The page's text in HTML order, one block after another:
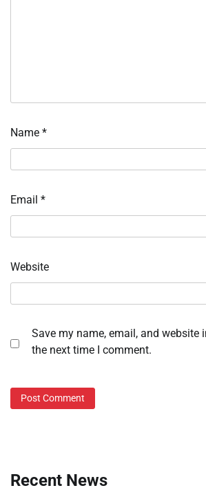
Name *
Email *
Website
Save my name, email, and website
the next time I comment.
Recent News